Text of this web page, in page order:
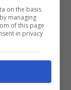
soffrono per
Juventus
Cerci
giocate
unTevez
on the basis
managing
of this page
in privacy